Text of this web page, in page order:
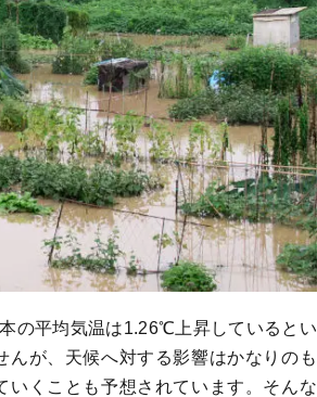
の平均気温は1.26℃上昇しているとい
が、天候へ対する影響はかなりのも
くことも予想されています。そんな